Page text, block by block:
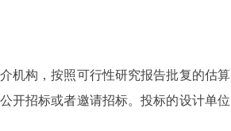
构，按照可行性研究报告批复的估算
开招标或者邀请招标。投标的设计单位